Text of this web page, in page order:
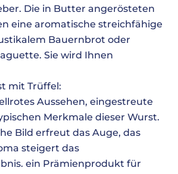
Die in Butter angerösteten
eine aromatische streichfähige
Bauernbrot oder
Sie wird Ihnen
mit Trüffel:
Aussehen, eingestreute
Merkmale dieser Wurst.
Bild erfreut das Auge, das
steigert das
ein Prämienprodukt für